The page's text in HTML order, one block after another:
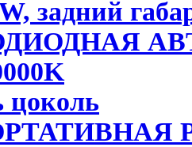
задний
цоколь